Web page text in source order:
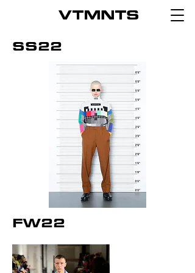
SS22
FW22